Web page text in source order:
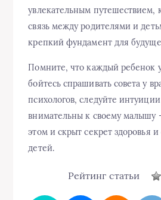
увлекательным путешествием,
связь между родителями и
крепкий фундамент для
Помните, что каждый ребенок
бойтесь спрашивать совета у
психологов, следуйте
внимательны к своему малышу
этом и скрыт секрет здоровья
детей.
Рейтинг статьи